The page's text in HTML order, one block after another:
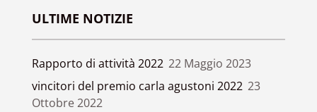
ULTIME NOTIZIE
Rapporto di attività 2022 22 Maggio 2023
vincitori del premio carla agustoni 2022 23
Ottobre 2022